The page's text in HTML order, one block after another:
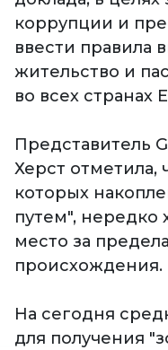
коррупции и
ввести правила
жительство и
во всех странах
Представитель
Херст отметила,
которых
путем", нередко
место за
происхождения.
На сегодня
для получения